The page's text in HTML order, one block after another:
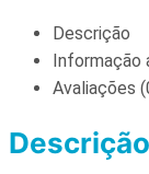
Descrição
Informação
Avaliações
Descrição